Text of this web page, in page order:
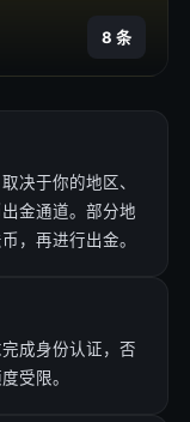
8 条
决于你的地区、
金通道。部分地
，再进行出金。
成身份认证，否
受限。